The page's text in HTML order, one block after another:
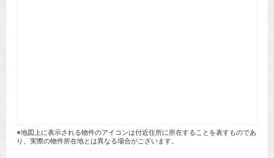
※地図上に表示される物件のアイコンは付近住所に所在することを表すものであ
り、実際の物件所在地とは異なる場合がございます。